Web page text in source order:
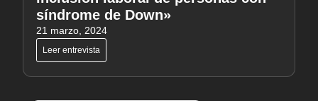
síndrome de Down»
21 marzo, 2024
Leer entrevista